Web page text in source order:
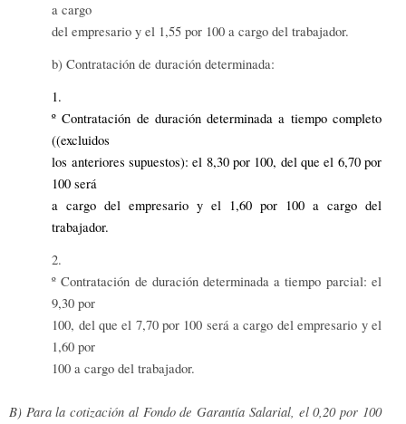
a cargo
del empresario y el 1,55 por 100 a cargo del trabajador.
b) Contratación de duración determinada:
1.
º Contratación de duración determinada a tiempo completo
((excluidos
los anteriores supuestos): el 8,30 por 100, del que el 6,70 por
100 será
a cargo del empresario y el 1,60 por 100 a cargo del
trabajador.
2.
º Contratación de duración determinada a tiempo parcial: el
9,30 por
100, del que el 7,70 por 100 será a cargo del empresario y el
1,60 por
100 a cargo del trabajador.
B) Para la cotización al Fondo de Garantía Salarial, el 0,20 por 100